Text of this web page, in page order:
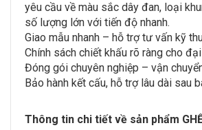
yêu cầu về màu sắc dây đan, loại
số lượng lớn với tiến độ nhanh.
Giao mẫu nhanh – hỗ trợ tư vấn kỹ
Chính sách chiết khấu rõ ràng cho
Đóng gói chuyên nghiệp – vận
Bảo hành kết cấu, hỗ trợ lâu dài sau
Thông tin chi tiết về sản phẩm